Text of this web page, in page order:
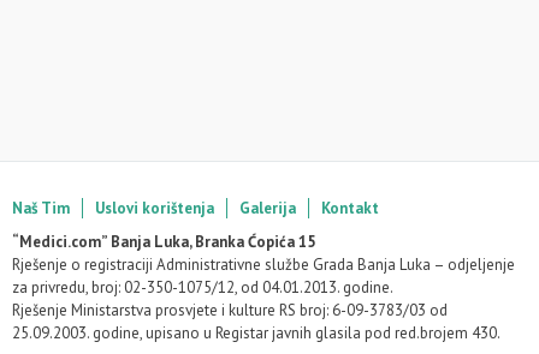
Naš Tim Uslovi korištenja Galerija
Kontakt
“Medici.com” Banja Luka, Branka Ćopića 15
Rješenje o registraciji Administrativne službe Grada Banja Luka – odjeljenje
za privredu, broj: 02-350-1075/12, od 04.01.2013. godine.
Rješenje Ministarstva prosvjete i kulture RS broj: 6-09-3783/03 od
25.09.2003. godine, upisano u Registar javnih glasila pod red.brojem 430.